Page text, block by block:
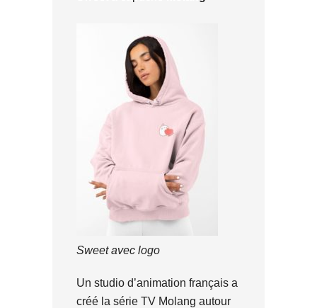
Sweet avec logo
Un studio d’animation français a
créé la série TV Molang autour